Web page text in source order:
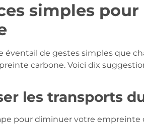
simples
éventail de gestes simples que
carbone. Voici dix
les transports
pour diminuer votre empreinte